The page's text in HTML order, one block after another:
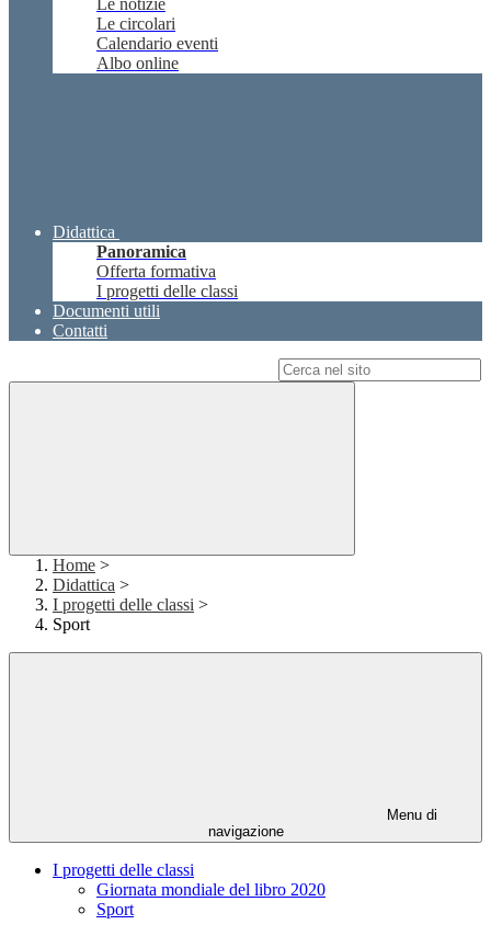
Le notizie
Le circolari
Calendario eventi
Albo online
Didattica
Panoramica
Offerta formativa
I progetti delle classi
Documenti utili
Contatti
Home >
Didattica >
I progetti delle classi >
Sport
Menu di
navigazione
I progetti delle classi
Giornata mondiale del libro 2020
Sport